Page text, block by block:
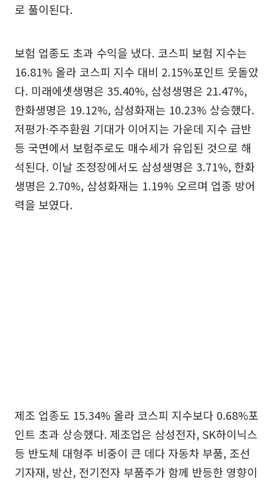
로 풀이된다.
보험 업종도 초과 수익을 냈다. 코스피 보험 지수는
16.81% 올라 코스피 지수 대비 2.15%포인트 웃돌았
다. 미래에셋생명은 35.40%, 삼성생명은 21.47%,
한화생명은 19.12%, 삼성화재는 10.23% 상승했다.
저평가·주주환원 기대가 이어지는 가운데 지수 급반
등 국면에서 보험주로도 매수세가 유입된 것으로 해
석된다. 이날 조정장에서도 삼성생명은 3.71%, 한화
생명은 2.70%, 삼성화재는 1.19% 오르며 업종 방어
력을 보였다.
제조 업종도 15.34% 올라 코스피 지수보다 0.68%포
인트 초과 상승했다. 제조업은 삼성전자, SK하이닉스
등 반도체 대형주 비중이 큰 데다 자동차 부품, 조선
기자재, 방산, 전기전자 부품주가 함께 반등한 영향이